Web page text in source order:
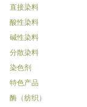
直接染料
酸性染料
碱性染料
分散染料
染色剂
特色产品
酶（纺织）